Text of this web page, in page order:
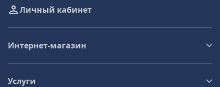
Личный кабинет
Интернет-магазин
Услуги